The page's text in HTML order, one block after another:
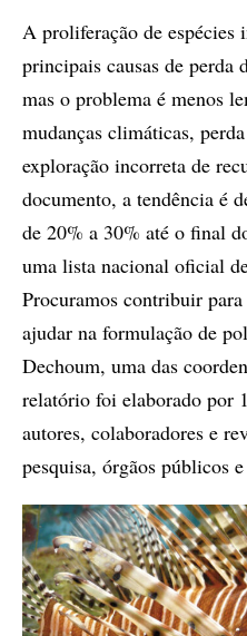
A proliferação de espécies
principais causas de perda
mas o problema é menos
mudanças climáticas,
exploração incorreta de
documento, a tendência é
de 20% a 30% até o final
uma lista nacional oficial
Procuramos contribuir para
ajudar na formulação de
Dechoum, uma das
relatório foi elaborado por
autores, colaboradores e
pesquisa, órgãos públicos